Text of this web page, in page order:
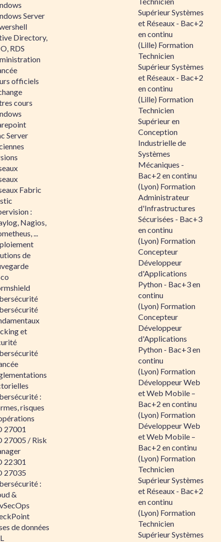
Server
Directory,
RDS
officiels
cours
Server
Fabric
:
Nagios,
...
de
et
:
risques
27001
27005 / Risk
22301
27035
:
&
de données
Supérieur Systèmes
et Réseaux - Bac+2
en continu
(Lille) Formation
Technicien
Supérieur Systèmes
et Réseaux - Bac+2
en continu
(Lille) Formation
Technicien
Supérieur en
Conception
Industrielle de
Systèmes
Mécaniques -
Bac+2 en continu
(Lyon) Formation
Administrateur
d'Infrastructures
Sécurisées - Bac+3
en continu
(Lyon) Formation
Concepteur
Développeur
d'Applications
Python - Bac+3 en
continu
(Lyon) Formation
Concepteur
Développeur
d'Applications
Python - Bac+3 en
continu
(Lyon) Formation
Développeur Web
et Web Mobile –
Bac+2 en continu
(Lyon) Formation
Développeur Web
et Web Mobile –
Bac+2 en continu
(Lyon) Formation
Technicien
Supérieur Systèmes
et Réseaux - Bac+2
en continu
(Lyon) Formation
Technicien
Supérieur Systèmes